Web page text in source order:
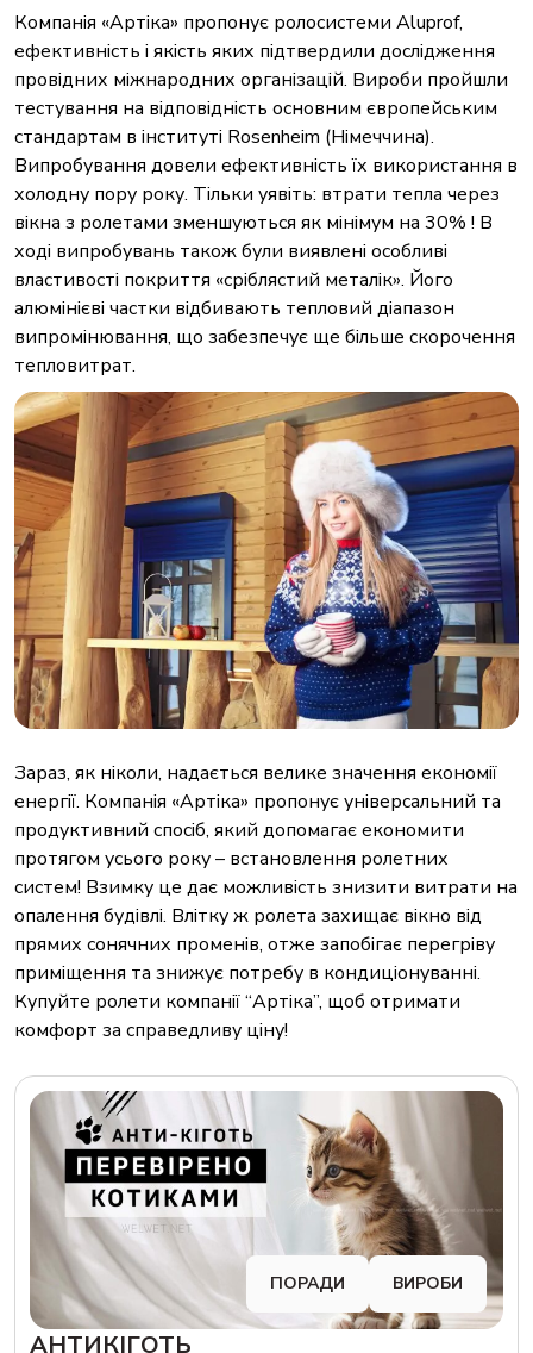
Компанія «Артіка» пропонує ролосистеми Aluprof,
ефективність і якість яких підтвердили дослідження
провідних міжнародних організацій. Вироби пройшли
тестування на відповідність основним європейським
стандартам в інституті Rosenheim (Німеччина).
Випробування довели ефективність їх використання в
холодну пору року. Тільки уявіть: втрати тепла через
вікна з ролетами зменшуються як мінімум на 30% ! В
ході випробувань також були виявлені особливі
властивості покриття «сріблястий металік». Його
алюмінієві частки відбивають тепловий діапазон
випромінювання, що забезпечує ще більше скорочення
тепловитрат.
Зараз, як ніколи, надається велике значення економії
енергії. Компанія «Артіка» пропонує універсальний та
продуктивний спосіб, який допомагає економити
протягом усього року – встановлення ролетних
систем! Взимку це дає можливість знизити витрати на
опалення будівлі. Влітку ж ролета захищає вікно від
прямих сонячних променів, отже запобігає перегріву
приміщення та знижує потребу в кондиціонуванні.
Купуйте ролети компанії “Артіка”, щоб отримати
комфорт за справедливу ціну!
ПОРАДИ ВИРОБИ
АНТИКІГОТЬ